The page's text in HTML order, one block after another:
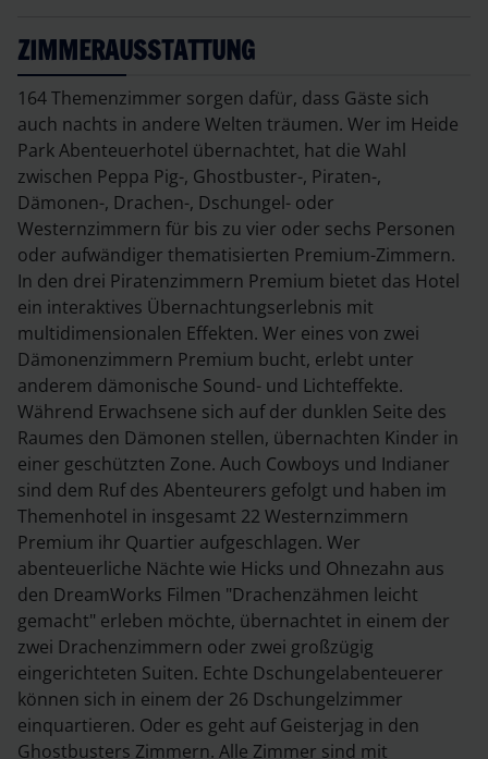
ZIMMERAUSSTATTUNG
164 Themenzimmer sorgen dafür, dass Gäste sich
auch nachts in andere Welten träumen. Wer im Heide
Park Abenteuerhotel übernachtet, hat die Wahl
zwischen Peppa Pig-, Ghostbuster-, Piraten-,
Dämonen-, Drachen-, Dschungel- oder
Westernzimmern für bis zu vier oder sechs Personen
oder aufwändiger thematisierten Premium-Zimmern.
In den drei Piratenzimmern Premium bietet das Hotel
ein interaktives Übernachtungserlebnis mit
multidimensionalen Effekten. Wer eines von zwei
Dämonenzimmern Premium bucht, erlebt unter
anderem dämonische Sound- und Lichteffekte.
Während Erwachsene sich auf der dunklen Seite des
Raumes den Dämonen stellen, übernachten Kinder in
einer geschützten Zone. Auch Cowboys und Indianer
sind dem Ruf des Abenteurers gefolgt und haben im
Themenhotel in insgesamt 22 Westernzimmern
Premium ihr Quartier aufgeschlagen. Wer
abenteuerliche Nächte wie Hicks und Ohnezahn aus
den DreamWorks Filmen "Drachenzähmen leicht
gemacht" erleben möchte, übernachtet in einem der
zwei Drachenzimmern oder zwei großzügig
eingerichteten Suiten. Echte Dschungelabenteuerer
können sich in einem der 26 Dschungelzimmer
einquartieren. Oder es geht auf Geisterjag in den
Ghostbusters Zimmern. Alle Zimmer sind mit